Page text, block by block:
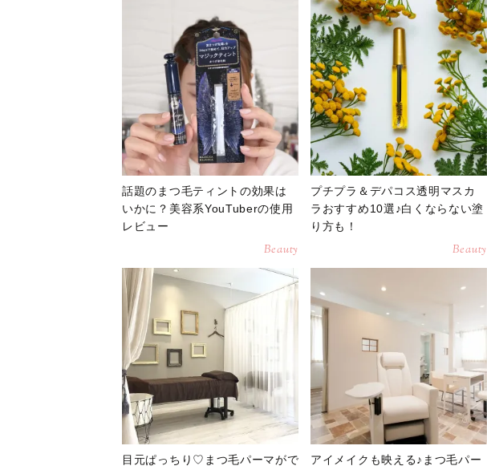
話題のまつ毛ティントの効果は
いかに？美容系YouTuberの使用
レビュー
Beauty
プチプラ＆デパコス透明マスカ
ラおすすめ10選♪白くならない塗
り方も！
Beauty
目元ぱっちり♡まつ毛パーマがで
アイメイクも映える♪まつ毛パー